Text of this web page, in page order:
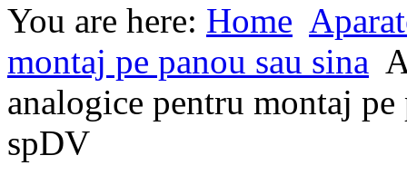
You are here: Home
montaj pe panou sau sina
analogice pentru montaj
spDV